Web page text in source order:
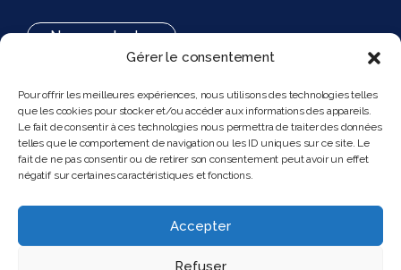
Gérer le consentement
Pour offrir les meilleures expériences, nous utilisons des technologies telles
que les cookies pour stocker et/ou accéder aux informations des appareils.
Le fait de consentir à ces technologies nous permettra de traiter des données
telles que le comportement de navigation ou les ID uniques sur ce site. Le
fait de ne pas consentir ou de retirer son consentement peut avoir un effet
négatif sur certaines caractéristiques et fonctions.
Accepter
Refuser
Nous contacter
194, rue de Rivoli 75001 Paris France
Nous suivre